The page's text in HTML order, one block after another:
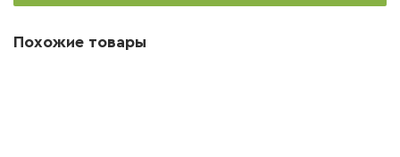
Похожие товары